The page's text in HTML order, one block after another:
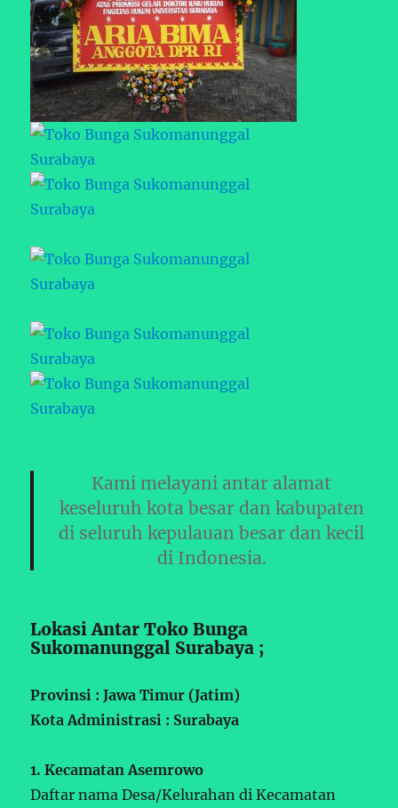
Kami melayani antar alamat
keseluruh kota besar dan kabupaten
di seluruh kepulauan besar dan kecil
di Indonesia.
Lokasi Antar Toko Bunga
Sukomanunggal Surabaya ;
Provinsi : Jawa Timur (Jatim)
Kota Administrasi : Surabaya
1. Kecamatan Asemrowo
Daftar nama Desa/Kelurahan di Kecamatan